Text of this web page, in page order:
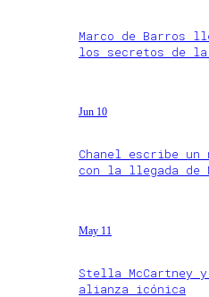
Marco de Barros
los secretos de
Jun 10
Chanel escribe
con la llegada de
May 11
Stella McCartney y
alianza icónica